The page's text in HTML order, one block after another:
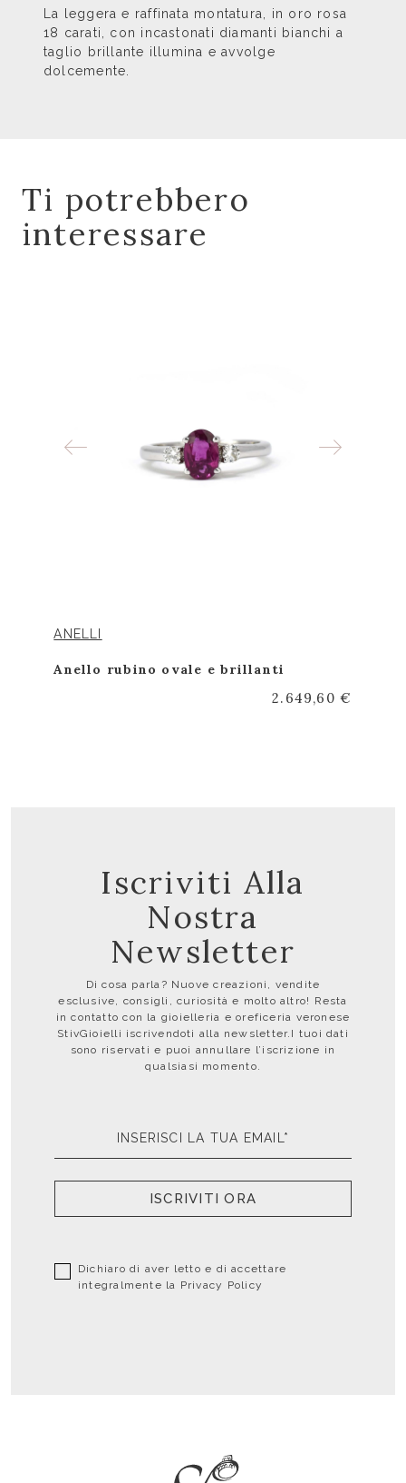
La leggera e raffinata montatura, in oro rosa
18 carati, con incastonati diamanti bianchi a
taglio brillante illumina e avvolge
dolcemente.
Ti potrebbero
interessare
ANELLI
Anello rubino ovale e brillanti
2.649,60 €
Iscriviti Alla
Nostra
Newsletter
Di cosa parla? Nuove creazioni, vendite
esclusive, consigli, curiosità e molto altro! Resta
in contatto con la gioielleria e oreficeria veronese
StivGioielli iscrivendoti alla newsletter.I tuoi dati
sono riservati e puoi annullare l’iscrizione in
qualsiasi momento.
ISCRIVITI ORA
Dichiaro di aver letto e di accettare
integralmente la Privacy Policy